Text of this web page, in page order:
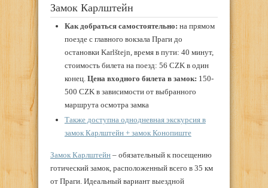
Замок Карлштейн
Как добраться самостоятельно: на прямом
поезде с главного вокзала Праги до
остановки Karlštejn, время в пути: 40 минут,
стоимость билета на поезд: 56 CZK в один
конец. Цена входного билета в замок: 150-
500 CZK в зависимости от выбранного
маршрута осмотра замка
Также доступна однодневная экскурсия в
замок Карлштейн + замок Конопиште
Замок Карлштейн – обязательный к посещению
готический замок, расположенный всего в 35 км
от Праги. Идеальный вариант выездной